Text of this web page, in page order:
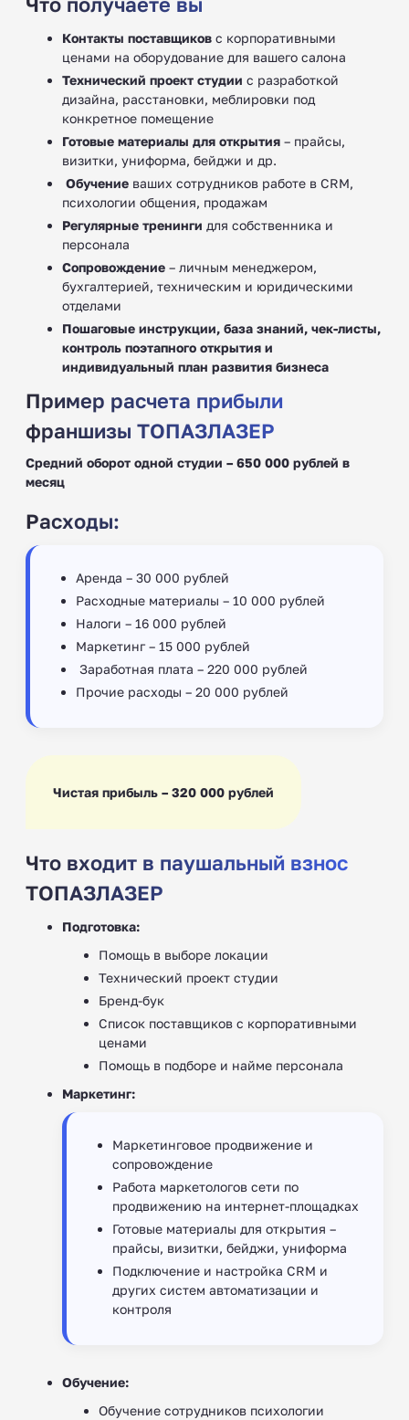
Контакты поставщиков с корпоративными
ценами на оборудование для вашего салона
Технический проект студии с разработкой
дизайна, расстановки, меблировки под
конкретное помещение
Готовые материалы для открытия – прайсы,
визитки, униформа, бейджи и др.
Обучение ваших сотрудников работе в CRM,
психологии общения, продажам
Регулярные тренинги для собственника и
персонала
Сопровождение – личным менеджером,
бухгалтерией, техническим и юридическими
отделами
Пошаговые инструкции, база знаний, чек-листы,
контроль поэтапного открытия и
индивидуальный план развития бизнеса
Пример расчета прибыли
франшизы ТОПАЗЛАЗЕР
Средний оборот одной студии – 650 000 рублей в
месяц
Расходы:
Аренда – 30 000 рублей
Расходные материалы – 10 000 рублей
Налоги – 16 000 рублей
Маркетинг – 15 000 рублей
‍ Заработная плата – 220 000 рублей
Прочие расходы – 20 000 рублей
Чистая прибыль – 320 000 рублей
Что входит в паушальный взнос
ТОПАЗЛАЗЕР
Подготовка:
Помощь в выборе локации
Технический проект студии
Бренд-бук
Список поставщиков с корпоративными
ценами
Помощь в подборе и найме персонала
Маркетинг:
Маркетинговое продвижение и
сопровождение
Работа маркетологов сети по
продвижению на интернет-площадках
Готовые материалы для открытия –
прайсы, визитки, бейджи, униформа
Подключение и настройка CRM и
других систем автоматизации и
контроля
Обучение:
Обучение сотрудников психологии